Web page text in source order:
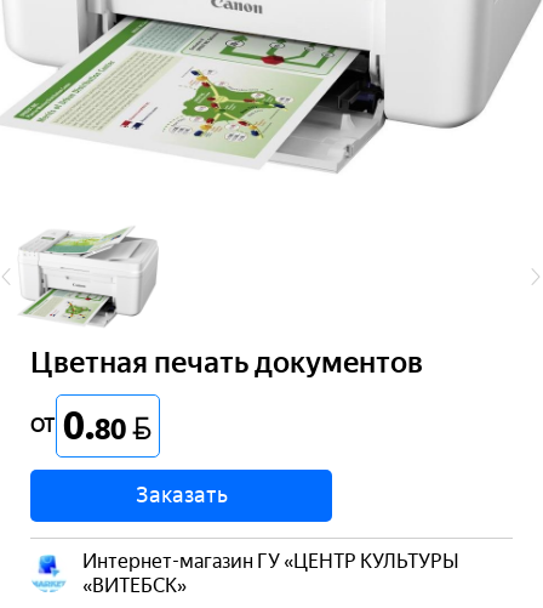
Цветная печать документов
ОТ 0.80BYN
Заказать
Интернет-магазин ГУ «ЦЕНТР КУЛЬТУРЫ
«ВИТЕБСК»